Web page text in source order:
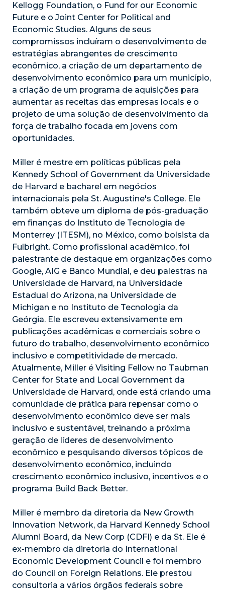
Kellogg Foundation, o Fund for our Economic
Future e o Joint Center for Political and
Economic Studies. Alguns de seus
compromissos incluíram o desenvolvimento de
estratégias abrangentes de crescimento
econômico, a criação de um departamento de
desenvolvimento econômico para um município,
a criação de um programa de aquisições para
aumentar as receitas das empresas locais e o
projeto de uma solução de desenvolvimento da
força de trabalho focada em jovens com
oportunidades.
Miller é mestre em políticas públicas pela
Kennedy School of Government da Universidade
de Harvard e bacharel em negócios
internacionais pela St. Augustine's College. Ele
também obteve um diploma de pós-graduação
em finanças do Instituto de Tecnologia de
Monterrey (ITESM), no México, como bolsista da
Fulbright. Como profissional acadêmico, foi
palestrante de destaque em organizações como
Google, AIG e Banco Mundial, e deu palestras na
Universidade de Harvard, na Universidade
Estadual do Arizona, na Universidade de
Michigan e no Instituto de Tecnologia da
Geórgia. Ele escreveu extensivamente em
publicações acadêmicas e comerciais sobre o
futuro do trabalho, desenvolvimento econômico
inclusivo e competitividade de mercado.
Atualmente, Miller é Visiting Fellow no Taubman
Center for State and Local Government da
Universidade de Harvard, onde está criando uma
comunidade de prática para repensar como o
desenvolvimento econômico deve ser mais
inclusivo e sustentável, treinando a próxima
geração de líderes de desenvolvimento
econômico e pesquisando diversos tópicos de
desenvolvimento econômico, incluindo
crescimento econômico inclusivo, incentivos e o
programa Build Back Better.
Miller é membro da diretoria da New Growth
Innovation Network, da Harvard Kennedy School
Alumni Board, da New Corp (CDFI) e da St. Ele é
ex-membro da diretoria do International
Economic Development Council e foi membro
do Council on Foreign Relations. Ele prestou
consultoria a vários órgãos federais sobre